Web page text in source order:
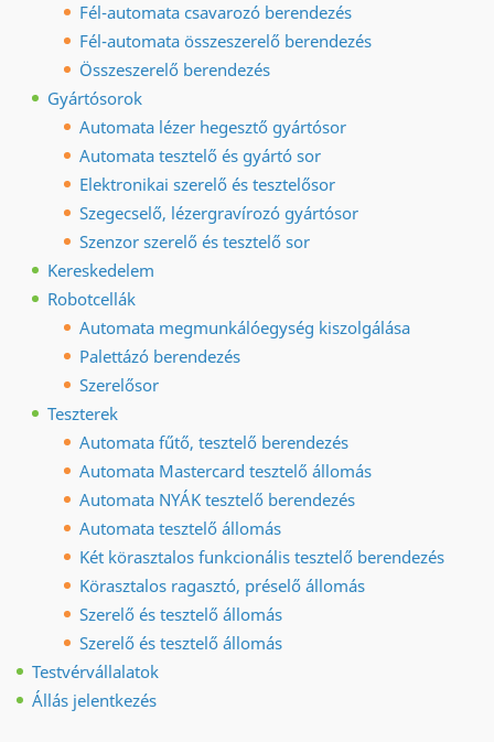
Fél-automata csavarozó berendezés
Fél-automata összeszerelő berendezés
Összeszerelő berendezés
Gyártósorok
Automata lézer hegesztő gyártósor
Automata tesztelő és gyártó sor
Elektronikai szerelő és tesztelősor
Szegecselő, lézergravírozó gyártósor
Szenzor szerelő és tesztelő sor
Kereskedelem
Robotcellák
Automata megmunkálóegység kiszolgálása
Palettázó berendezés
Szerelősor
Teszterek
Automata fűtő, tesztelő berendezés
Automata Mastercard tesztelő állomás
Automata NYÁK tesztelő berendezés
Automata tesztelő állomás
Két körasztalos funkcionális tesztelő berendezés
Körasztalos ragasztó, préselő állomás
Szerelő és tesztelő állomás
Szerelő és tesztelő állomás
Testvérvállalatok
Állás jelentkezés